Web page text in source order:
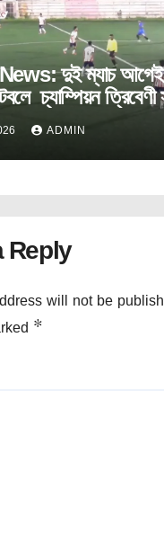
দুই ম্যাচ আগেই
চ্যাম্পিয়ন
ADMIN
Reply
will not be
*